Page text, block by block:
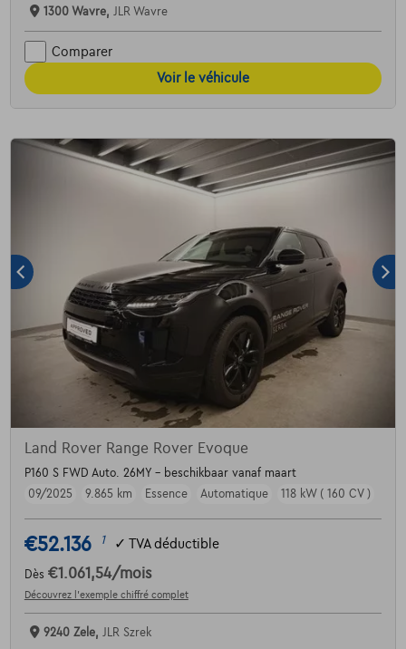
1300 Wavre, JLR Wavre
Comparer
Voir le véhicule
Land Rover Range Rover Evoque
P160 S FWD Auto. 26MY - beschikbaar vanaf maart
09/2025
9.865 km Essence Automatique 118 kW ( 160 CV )
€52.136 1 ✓ TVA déductible
Dès €1.061,54/mois
Découvrez l’exemple chiffré complet
9240 Zele, JLR Szrek